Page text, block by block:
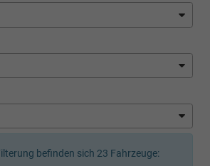
befinden sich 23 Fahrzeuge: